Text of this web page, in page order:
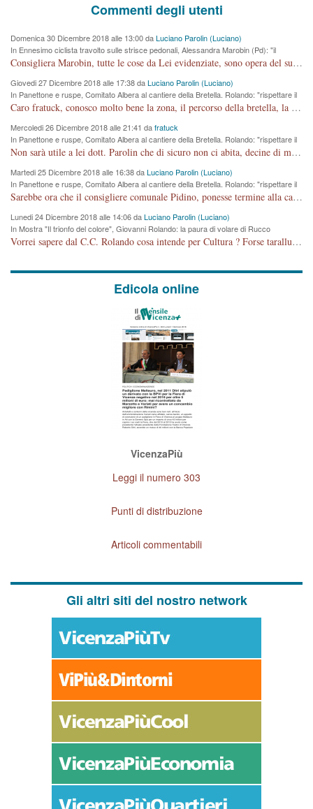
Commenti degli utenti
Domenica 30 Dicembre 2018 alle 13:00 daLuciano Parolin (Luciano)
In Ennesimo ciclista travolto sulle strisce pedonali, Alessandra Marobin (Pd): "il
Comune si svegli"
Consigliera Marobin, tutte le cose da Lei evidenziate, sono opera del suo ex Assessore e compagno di Partito Antonio Marco Dalla Pozza Assessore alla "progettazione" di piste ciclabili e altre porcherie. A lui manderei il conto da saldare per incidenti e danni alle persone. E' ora che "finiamola." Avete perso rassegnatevi. qui IL SINDACO RUCCO NON C'ENTRA PER NIENTE. CAPITO!!!!!!!! Amen.
Giovedi 27 Dicembre 2018 alle 17:38 daLuciano Parolin (Luciano)
In Panettone e ruspe, Comitato Albera al cantiere della Bretella. Rolando: "rispettare il
cronoprogramma"
Caro fratuck, conosco molto bene la zona, il percorso della bretella, la situazione dei cittadini, abito in Viale Trento. A partire dal 2003 ho partecipato al Comitato di Maddalene pro bretella, e a riunioni propositive per apportare modifiche al progetto. Numerose mie foto del territorio sono arrivate a Roma, altri miei interventi (non graditi dalla Sx) sono stati pubblicati dal GdV, assieme ad altri come Ciro Asproso, ora favorevole alla bretella. Ho partecipato alla raccolta firme per la chiusura della strada x 5 giorni eseguita dal Sindaco Hullwech per sforamento 180 Micro/g. Pertanto come impegno per la tematica sono apposto con la coscienza. Ora il Progetto è partito, fine! Voglio dire che la nuova Giunta "comunale" non c'entra più. L'opera sarà "malauguratamente" eseguita, ma non con il mio placet. Il Consigliere Comunale dovrebbe capire che la campagna elettorale è finita, con buona pace di tutti. Quello che invece dovrebbe interessare è la proprietà della strada, dall'uscita autostradale Ovest, sino alla Rotatoria dell'Albara, vi sono tre possessori: Autostrade SpA; La Provincia, il Comune. Come la mettiamo per il futuro ? I costi, da 50 sono saliti a 100 milioni di € come dire 20 milioni a KM (!) da non credere. Comunque si farà. Ma nessuno canti Vittoria, anzi meglio non farne un ulteriore fatto "partitico" per questioni elettorali o di seggio. Se mi manda la sua mail, sono disponibile ad inviare i documenti e le foto sopra descritte. Con ossequi, Luciano Parolin
Mercoledi 26 Dicembre 2018 alle 21:41 dafratuck
In Panettone e ruspe, Comitato Albera al cantiere della Bretella. Rolando: "rispettare il
cronoprogramma"
Non sarà utile a lei dott. Parolin che di sicuro non ci abita, decine di migliaia di TIR, automobili e padroncini che passano quotidianamente per una strada appena rotabile, non è più possibile stendere i panni, attraversare la strada senza rischiare la morte, le case stanno crepando, i tempi sono cambiati e la bretella non passerà assolutamente per maddalene (ma cosa sta a dire?!), dia invece responsabilità a chi ha costruito tagliando la strada che doveva invece terminare a isola vicentina e non al moracchino lasciando Motta di Costabissara ancora in panne di traffico. I tempi sono cambiati dottore e se l'anagrafe della vita stagna nell'essere umano impressioni conservatrici, la società non le considera perchè va avanti, si industrializza e ha bisogno di infrastrutture e di sviluppo. Ultima considerazione, se è geloso di Rolando perchè vede in lui solo campagne politiche mentre si difendono i SOLI diritti dei cittadini, la preghiamo faccia considerazioni più appropriate. Saluti e complimenti per i suoi scritti.
Martedi 25 Dicembre 2018 alle 16:38 daLuciano Parolin (Luciano)
In Panettone e ruspe, Comitato Albera al cantiere della Bretella. Rolando: "rispettare il
cronoprogramma"
Sarebbe ora che il consigliere comunale Pidino, ponesse termine alla campagna elettorale nel territorio del suo seggio Villaggio del Sole. La tiraca è iniziata, distruggerà 6 km di prateria ovest della città, ricca di fonti e sorgenti d'acqua. I cittadini di Maddalene non avranno più Pace la notte. Molta colpa per la costruzione di questa Strada è proprio del signor Rolando,dei suoi gazebo mobili e che vuol far passare questa opera VANDALICA come progetto "utile" a chi ? Non è cosa seria sig. Rolando!
Lunedi 24 Dicembre 2018 alle 14:06 daLuciano Parolin (Luciano)
In Mostra "Il trionfo del colore", Giovanni Rolando: la paura di volare di Rucco
Vorrei sapere dal C.C. Rolando cosa intende per Cultura ? Forse tarallucci, vino e sagre, o spaghetti tricolori del PD ? Il continuo (s)parlare della mostra a Palazzo Chiericati caro consigliere DANNEGGIA FORTEMENTE l'immagine della città TUTTA e fa deviare i consensi che in RUSSIA (badi bene ex U.R.S.S.) sono ECCELLENTI. A livello artistico l'evento è di alta Valenza culturale, COMPITO di Tutta la Cittadinanza fare il possibile per propagandare l'iniziativa senza farne UN CASO PARTITICO come fa Lei da sempre. Meno Gazebo + Partecipazione! E così sia. Amen.
Edicola online
VicenzaPiù
Leggi il numero 303
Punti di distribuzione
Articoli commentabili
Gli altri siti del nostro network